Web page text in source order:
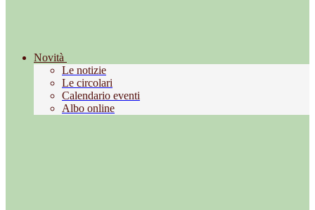
Novità
Le notizie
Le circolari
Calendario eventi
Albo online